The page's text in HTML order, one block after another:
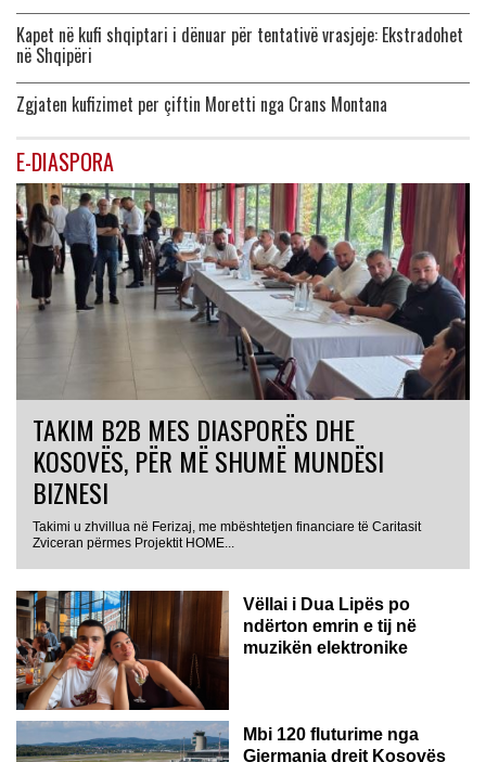
Kapet në kufi shqiptari i dënuar për tentativë vrasjeje: Ekstradohet
në Shqipëri
Zgjaten kufizimet per çiftin Moretti nga Crans Montana
E-DIASPORA
TAKIM B2B MES DIASPORËS DHE
KOSOVËS, PËR MË SHUMË MUNDËSI
BIZNESI
Takimi u zhvillua në Ferizaj, me mbështetjen financiare të Caritasit
Zviceran përmes Projektit HOME...
Vëllai i Dua Lipës po
ndërton emrin e tij në
muzikën elektronike
GJERMANI
Mbi 120 fluturime nga
Gjermania drejt Kosovës